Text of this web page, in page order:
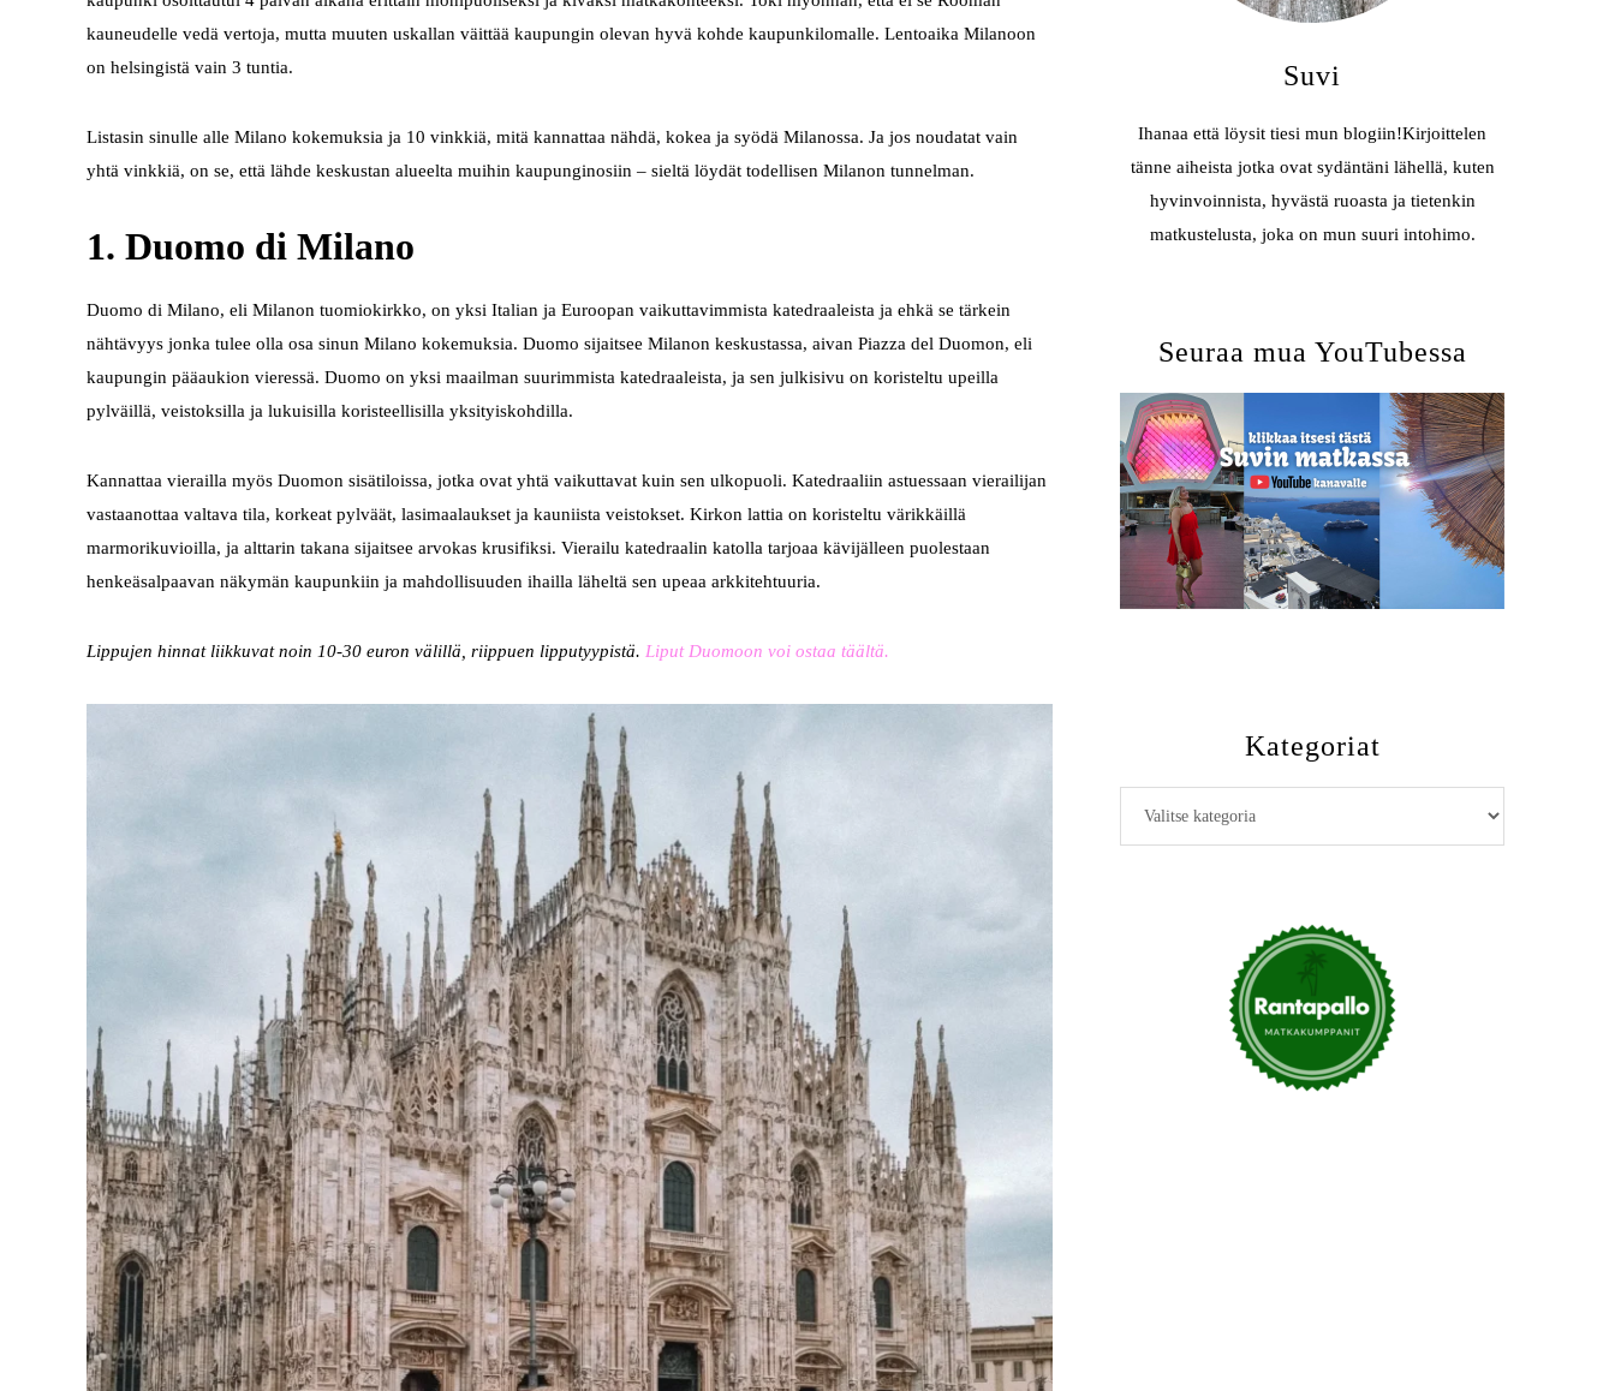
kauneudelle vedä vertoja, mutta muuten uskallan väittää kaupungin olevan hyvä kohde kaupunkilomalle. Lentoaika Milanoon
on helsingistä vain 3 tuntia.
Listasin sinulle alle Milano kokemuksia ja 10 vinkkiä, mitä kannattaa nähdä, kokea ja syödä Milanossa. Ja jos noudatat vain
yhtä vinkkiä, on se, että lähde keskustan alueelta muihin kaupunginosiin – sieltä löydät todellisen Milanon tunnelman.
1. Duomo di Milano
Duomo di Milano, eli Milanon tuomiokirkko, on yksi Italian ja Euroopan vaikuttavimmista katedraaleista ja ehkä se tärkein
nähtävyys jonka tulee olla osa sinun Milano kokemuksia. Duomo sijaitsee Milanon keskustassa, aivan Piazza del Duomon, eli
kaupungin pääaukion vieressä. Duomo on yksi maailman suurimmista katedraaleista, ja sen julkisivu on koristeltu upeilla
pylväillä, veistoksilla ja lukuisilla koristeellisilla yksityiskohdilla.
Kannattaa vierailla myös Duomon sisätiloissa, jotka ovat yhtä vaikuttavat kuin sen ulkopuoli. Katedraaliin astuessaan vierailijan
vastaanottaa valtava tila, korkeat pylväät, lasimaalaukset ja kauniista veistokset. Kirkon lattia on koristeltu värikkäillä
marmorikuvioilla, ja alttarin takana sijaitsee arvokas krusifiksi. Vierailu katedraalin katolla tarjoaa kävijälleen puolestaan
henkeäsalpaavan näkymän kaupunkiin ja mahdollisuuden ihailla läheltä sen upeaa arkkitehtuuria.
Lippujen hinnat liikkuvat noin 10-30 euron välillä, riippuen lipputyypistä. Liput Duomoon voi ostaa täältä.
Suvi
Ihanaa että löysit tiesi mun blogiin!Kirjoittelen
tänne aiheista jotka ovat sydäntäni lähellä, kuten
hyvinvoinnista, hyvästä ruoasta ja tietenkin
matkustelusta, joka on mun suuri intohimo.
Seuraa mua YouTubessa
Kategoriat